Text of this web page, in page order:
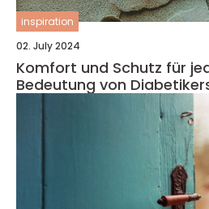
inspiration
02. July 2024
Komfort und Schutz für
Bedeutung von